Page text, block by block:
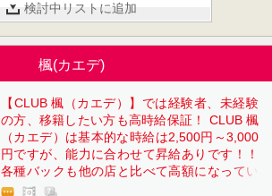
検討中リストに追加
楓(カエデ)
【CLUB 楓（カエデ）】では経験者、未経験
の方、移籍したい方も高時給保証！ CLUB 楓
（カエデ）は基本的な時給は2,500円～3,000
円ですが、能力に合わせて昇給ありです！！
各種バックも他の店と比べて高額になってい
るので、しっかり頑張ってくれる女性には手